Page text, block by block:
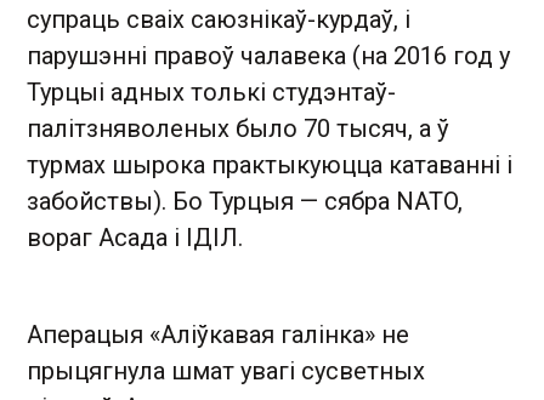
супраць сваіх саюзнікаў-курдаў, і
парушэнні правоў чалавека (на 2016 год у
Турцыі адных толькі студэнтаў-
палітзняволеных было 70 тысяч, а ў
турмах шырока практыкуюцца катаванні і
забойствы). Бо Турцыя — сябра NATO,
вораг Асада і ІДІЛ.
Аперацыя «Аліўкавая галінка» не
прыцягнула шмат увагі сусветных